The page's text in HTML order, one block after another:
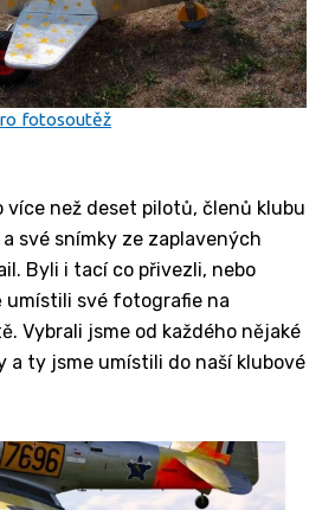
fotosoutěž
více než deset pilotů, členů klubu
své snímky ze zaplavených
Byli i tací co přivezli, nebo
umístili své fotografie na
Vybrali jsme od každého nějaké
a ty jsme umístili do naší klubové